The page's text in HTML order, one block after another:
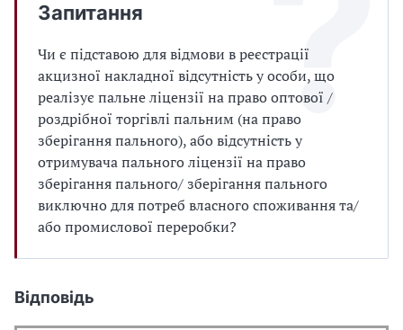
Запитання
Чи є підставою для відмови в реєстрації
акцизної накладної відсутність у особи, що
реалізує пальне ліцензії на право оптової /
роздрібної торгівлі пальним (на право
зберігання пального), або відсутність у
отримувача пального ліцензії на право
зберігання пального/ зберігання пального
виключно для потреб власного споживання та/
або промислової переробки?
Відповідь